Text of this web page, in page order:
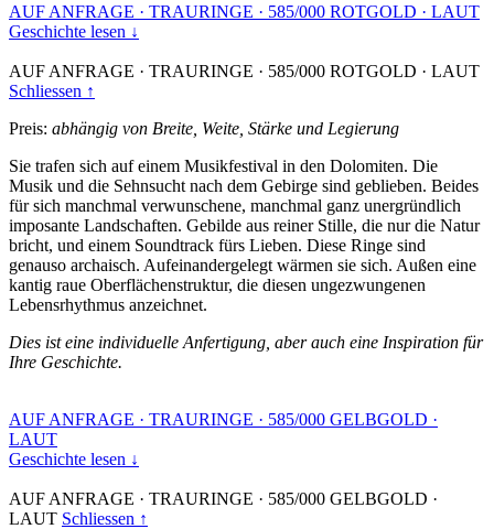
AUF ANFRAGE · TRAURINGE · 585/000 ROTGOLD · LAUT
Geschichte lesen ↓
AUF ANFRAGE · TRAURINGE · 585/000 ROTGOLD · LAUT
Schliessen ↑
Preis: abhängig von Breite, Weite, Stärke und Legierung
Sie trafen sich auf einem Musikfestival in den Dolomiten. Die
Musik und die Sehnsucht nach dem Gebirge sind geblieben. Beides
für sich manchmal verwunschene, manchmal ganz unergründlich
imposante Landschaften. Gebilde aus reiner Stille, die nur die Natur
bricht, und einem Soundtrack fürs Lieben. Diese Ringe sind
genauso archaisch. Aufeinandergelegt wärmen sie sich. Außen eine
kantig raue Oberflächenstruktur, die diesen ungezwungenen
Lebensrhythmus anzeichnet.
Dies ist eine individuelle Anfertigung, aber auch eine Inspiration für
Ihre Geschichte.
AUF ANFRAGE · TRAURINGE · 585/000 GELBGOLD ·
LAUT
Geschichte lesen ↓
AUF ANFRAGE · TRAURINGE · 585/000 GELBGOLD ·
LAUT Schliessen ↑